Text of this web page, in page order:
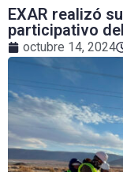
EXAR realizó
participativo
octubre 14, 2024